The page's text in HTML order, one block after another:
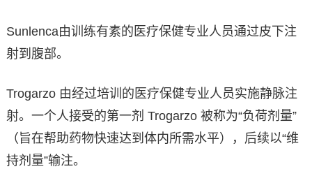
Sunlenca由训练有素的医疗保健专业人员通过皮下注
射到腹部。
Trogarzo 由经过培训的医疗保健专业人员实施静脉注
射。一个人接受的第一剂 Trogarzo 被称为“负荷剂量”
（旨在帮助药物快速达到体内所需水平），后续以“维
持剂量”输注。